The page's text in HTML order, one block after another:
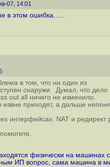
07, 14:01
в этом ошибка......
в том, что ни один из
снаружи. Думал, что дело
out all ничего не изменило.
извне приходят, а дальше
интерфейсах. NAT и редирект
физически на машинах
ИП вопрос, сама машина в